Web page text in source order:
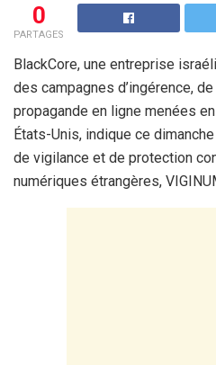
0
PARTAGES
BlackCore, une entreprise
des campagnes d’ingérence,
propagande en ligne menées
États-Unis, indique ce
de vigilance et de protection
numériques étrangères,